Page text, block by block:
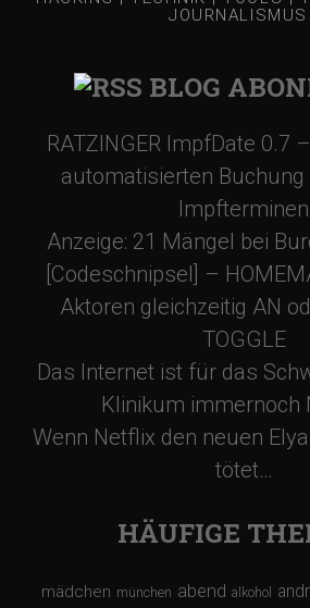
JOURNALISMUS ]
BLOG
RATZINGER ImpfDate 0.7
automatisierten Buchung
Impfterminen
Anzeige: 21 Mängel bei
[Codeschnipsel] –
Aktoren gleichzeitig AN
TOGGLE
Das Internet ist für das
Klinikum immernoch
Wenn Netflix den neuen
tötet…
HÄUFIGE
mädchen münchen abend alkohol